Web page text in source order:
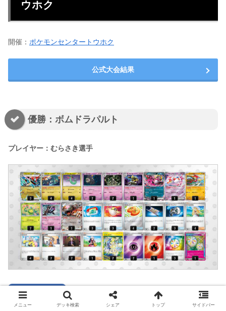
ウホク
開催： ポケモンセンタートウホク
公式大会結果
優勝：ボムドラパルト
プレイヤー：むらさき選手
メニュー デッキ検索 シェア トップ サイドバー